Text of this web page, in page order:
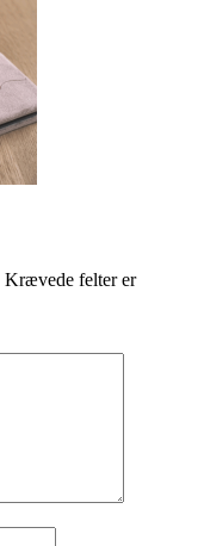
Krævede felter er